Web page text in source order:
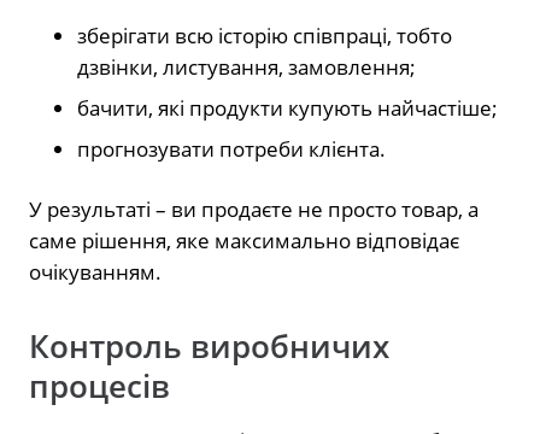
зберігати всю історію співпраці, тобто
дзвінки, листування, замовлення;
бачити, які продукти купують найчастіше;
прогнозувати потреби клієнта.
У результаті – ви продаєте не просто товар, а
саме рішення, яке максимально відповідає
очікуванням.
Контроль виробничих
процесів